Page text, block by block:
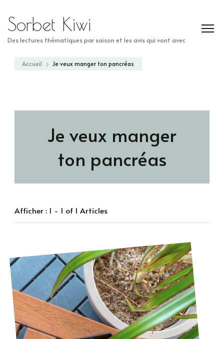
Sorbet Kiwi
Des lectures thématiques par saison et les avis qui vont avec
Accueil Je veux manger ton pancréas
Je veux manger
ton pancréas
Afficher : 1 - 1 of 1 Articles